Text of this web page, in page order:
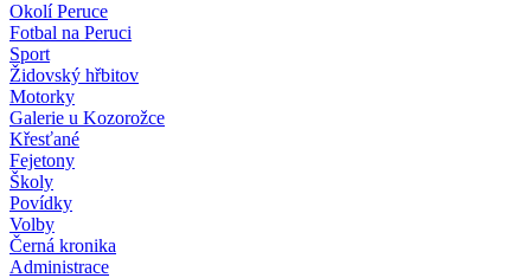
Okolí Peruce
Fotbal na Peruci
Sport
Židovský hřbitov
Motorky
Galerie u Kozorožce
Křesťané
Fejetony
Školy
Povídky
Volby
Černá kronika
Administrace